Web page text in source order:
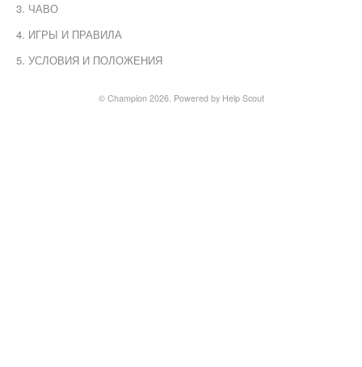
3. ЧАВО
4. ИГРЫ И ПРАВИЛА
5. УСЛОВИЯ И ПОЛОЖЕНИЯ
© Champion 2026. Powered by Help Scout